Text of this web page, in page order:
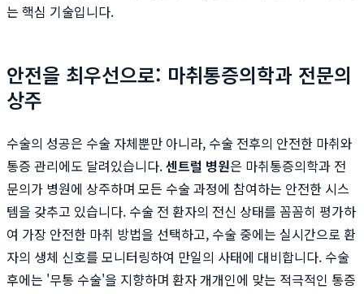
는 핵심 기술입니다.
안전을 최우선으로: 마취통증의학과 전문의
상주
수술의 성공은 수술 자체뿐만 아니라, 수술 전후의 안전한 마취와
통증 관리에도 달려있습니다.센트럴 병원은 마취통증의학과 전
문의가 병원에 상주하며 모든 수술 과정에 참여하는 안전한 시스
템을 갖추고 있습니다. 수술 전 환자의 전신 상태를 꼼꼼히 평가하
여 가장 안전한 마취 방법을 선택하고, 수술 중에는 실시간으로 환
자의 생체 신호를 모니터링하여 만일의 사태에 대비합니다. 수술
후에는 '무통 수술'을 지향하며 환자 개개인에 맞는 적극적인 통증